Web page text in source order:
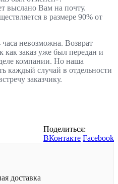
выслано Вам на почту.
в размере 90% от
невозможна. Возврат
как заказ уже был передан и
компании. Но наша
каждый случай в отдельности
заказчику.
Поделиться:
ВКонтакте Facebook
доставка